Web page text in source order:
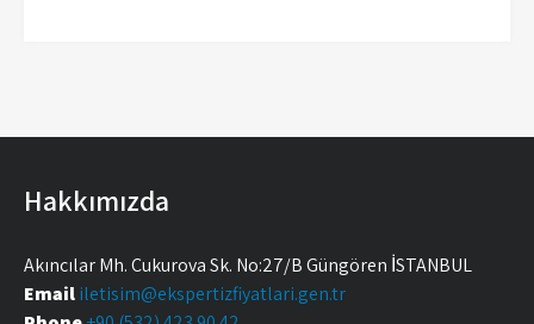
Hakkımızda
Akıncılar Mh. Çukurova Sk. No:27/B Güngören İSTANBUL
Emaililetisim@ekspertizfiyatlari.gen.tr